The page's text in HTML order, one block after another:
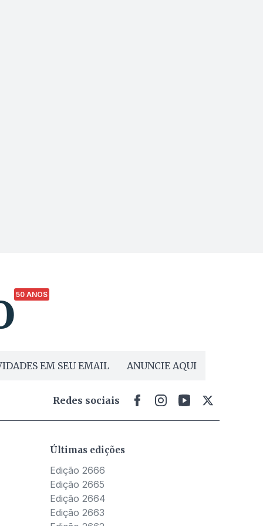
50 ANOS
EM SEU EMAIL ANUNCIE AQUI
Redes sociais
Últimas edições
Edição 2666
Edição 2665
Edição 2664
Edição 2663